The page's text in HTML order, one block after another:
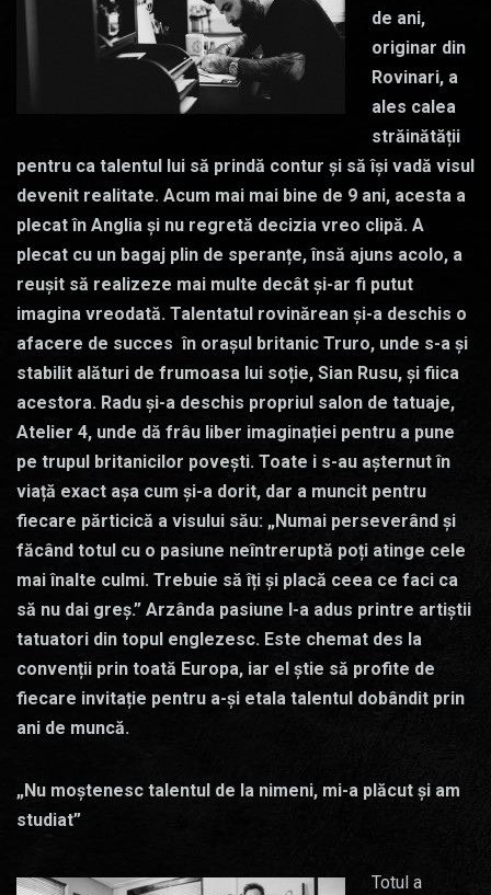
de ani,
originar din
Rovinari, a
ales calea
străinătății
pentru ca talentul lui să prindă contur și să își vadă visul
devenit realitate. Acum mai mai bine de 9 ani, acesta a
plecat în Anglia și nu regretă decizia vreo clipă. A
plecat cu un bagaj plin de speranțe, însă ajuns acolo, a
reușit să realizeze mai multe decât și-ar fi putut
imagina vreodată. Talentatul rovinărean și-a deschis o
afacere de succes în orașul britanic Truro, unde s-a și
stabilit alături de frumoasa lui soție, Sian Rusu, și fiica
acestora. Radu și-a deschis propriul salon de tatuaje,
Atelier 4, unde dă frâu liber imaginației pentru a pune
pe trupul britanicilor povești. Toate i s-au așternut în
viață exact așa cum și-a dorit, dar a muncit pentru
fiecare părticică a visului său: „Numai perseverând și
făcând totul cu o pasiune neîntreruptă poți atinge cele
mai înalte culmi. Trebuie să îți și placă ceea ce faci ca
să nu dai greș.” Arzânda pasiune l-a adus printre artiștii
tatuatori din topul englezesc. Este chemat des la
convenții prin toată Europa, iar el știe să profite de
fiecare invitație pentru a-și etala talentul dobândit prin
ani de muncă.
„Nu moștenesc talentul de la nimeni, mi-a plăcut și am
studiat”
Totul a